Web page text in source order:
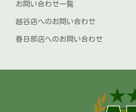
お問い合わせ一覧
越谷店へのお問い合わせ
春日部店へのお問い合わせ